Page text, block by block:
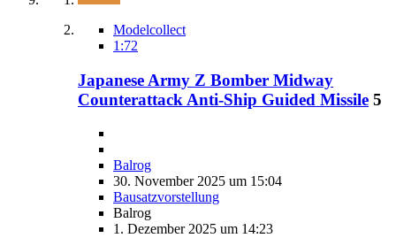
Modelcollect
1:72
Japanese Army Z Bomber Midway
Counterattack Anti-Ship Guided Missile 5
Balrog
30. November 2025 um 15:04
Bausatzvorstellung
Balrog
1. Dezember 2025 um 14:23